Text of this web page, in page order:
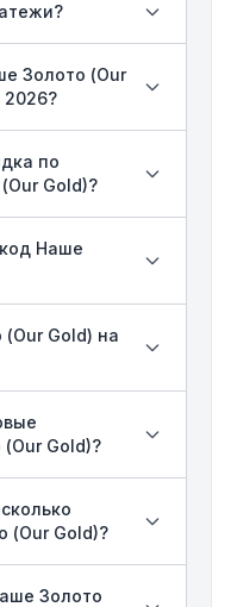
Золото (Our
2026?
по
Gold)?
Наше
Gold) на
Gold)?
(Our Gold)?
Золото